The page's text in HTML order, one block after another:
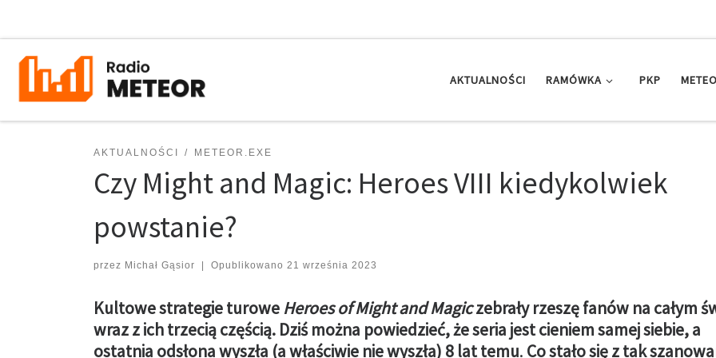
AKTUALNOŚCI RAMÓWKA PKP
AKTUALNOŚCI METEOR.EXE
Czy Might and Magic: Heroes VIII kiedykolwiek
powstanie?
przez Michał Gąsior | Opublikowano 21 września 2023
Kultowe strategie turowe Heroes of Might and Magiczebrały rzeszę fanów na całym
wraz z ich trzecią częścią. Dziś można powiedzieć, że seria jest cieniem samej siebie, a
ostatnia odsłona wyszła (a właściwie nie wyszła) 8 lat temu. Co stało się z tak